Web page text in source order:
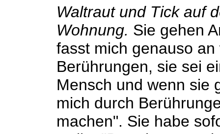
Waltraut und Tick auf
Wohnung. Sie gehen
fasst mich genauso
Berührungen, sie sei
Mensch und wenn sie
mich durch
machen". Sie habe